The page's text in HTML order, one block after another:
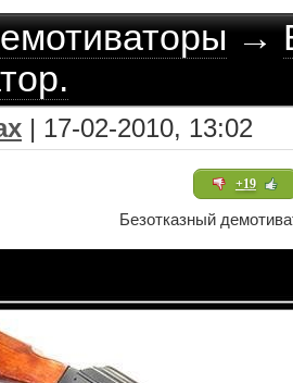
→
| 17-02-2010, 13:02
+19
Безотказный